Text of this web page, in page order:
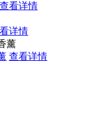
查看详情
详情
查看详情